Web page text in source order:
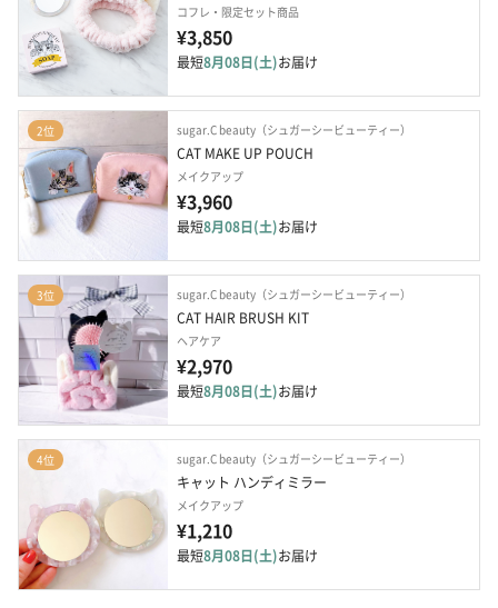
コフレ・限定セット商品
¥3,850
最短8月08日(土)お届け
2位 sugar.C beauty（シュガーシービューティー）
CAT MAKE UP POUCH
メイクアップ
¥3,960
最短8月08日(土)お届け
3位 sugar.C beauty（シュガーシービューティー）
CAT HAIR BRUSH KIT
ヘアケア
¥2,970
最短8月08日(土)お届け
4位 sugar.C beauty（シュガーシービューティー）
キャット ハンディミラー
メイクアップ
¥1,210
最短8月08日(土)お届け